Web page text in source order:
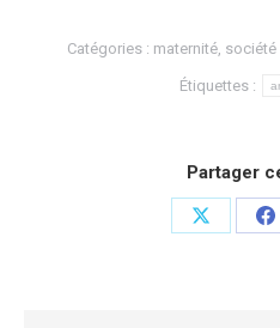
Catégories : maternité, société
Étiquettes :
Partager